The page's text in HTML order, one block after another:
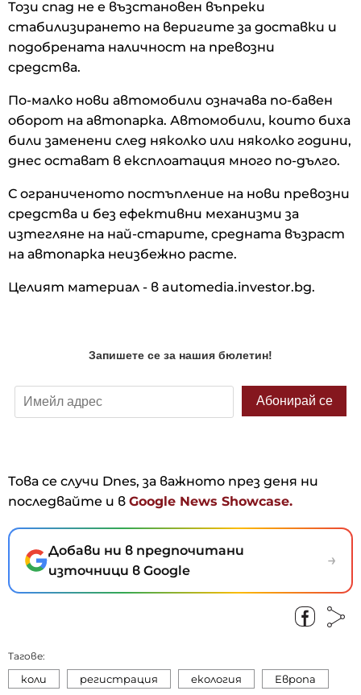
Този спад не е възстановен въпреки
стабилизирането на веригите за доставки и
подобрената наличност на превозни
средства.
По-малко нови автомобили означава по-бавен
оборот на автопарка. Автомобили, които биха
били заменени след няколко или няколко години,
днес остават в експлоатация много по-дълго.
С ограниченото постъпление на нови превозни
средства и без ефективни механизми за
изтегляне на най-старите, средната възраст
на автопарка неизбежно расте.
Целият материал - в automedia.investor.bg.
Това се случи Dnes, за важното през деня ни
последвайте и в Google News Showcase.
Добави ни в предпочитани
източници в Google
→
Тагове:
коли регистрация екология Европа